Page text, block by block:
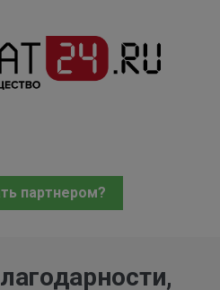
партнером?